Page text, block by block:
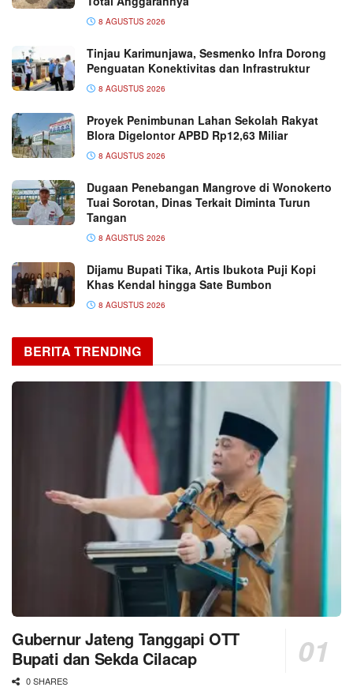
8 AGUSTUS 2026
Tinjau Karimunjawa, Sesmenko Infra Dorong
Penguatan Konektivitas dan Infrastruktur
8 AGUSTUS 2026
Proyek Penimbunan Lahan Sekolah Rakyat
Blora Digelontor APBD Rp12,63 Miliar
8 AGUSTUS 2026
Dugaan Penebangan Mangrove di Wonokerto
Tuai Sorotan, Dinas Terkait Diminta Turun
Tangan
8 AGUSTUS 2026
Dijamu Bupati Tika, Artis Ibukota Puji Kopi
Khas Kendal hingga Sate Bumbon
8 AGUSTUS 2026
BERITA TRENDING
Gubernur Jateng Tanggapi OTT
Bupati dan Sekda Cilacap
0 SHARES